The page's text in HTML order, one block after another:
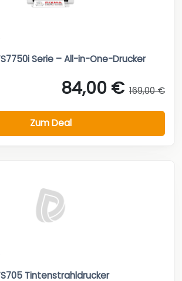
Serie – All-in-One-Drucker
84,00 € 169,00 €
Zum Deal
Tintenstrahldrucker